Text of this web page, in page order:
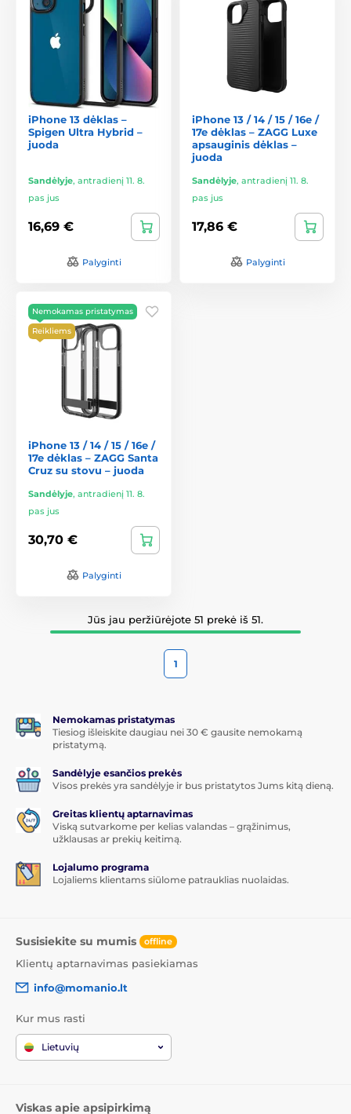
iPhone 13 dėklas –
Spigen Ultra Hybrid –
juoda
Sandėlyje, antradienį 11. 8.
pas jus
16,69 €
Palyginti
iPhone 13 / 14 / 15 / 16e /
17e dėklas – ZAGG Luxe
apsauginis dėklas –
juoda
Sandėlyje, antradienį 11. 8.
pas jus
17,86 €
Palyginti
Nemokamas pristatymas
Reikliems
iPhone 13 / 14 / 15 / 16e /
17e dėklas – ZAGG Santa
Cruz su stovu – juoda
Sandėlyje, antradienį 11. 8.
pas jus
30,70 €
Palyginti
Jūs jau peržiūrėjote 51 prekė iš 51.
1
Nemokamas pristatymas
Tiesiog išleiskite daugiau nei 30 € gausite nemokamą
pristatymą.
Sandėlyje esančios prekės
Visos prekės yra sandėlyje ir bus pristatytos Jums kitą dieną.
Greitas klientų aptarnavimas
Viską sutvarkome per kelias valandas – grąžinimus,
užklausas ar prekių keitimą.
Lojalumo programa
Lojaliems klientams siūlome patrauklias nuolaidas.
Susisiekite su mumis offline
Klientų aptarnavimas pasiekiamas
info@momanio.lt
Kur mus rasti
Lietuvių
Viskas apie apsipirkimą